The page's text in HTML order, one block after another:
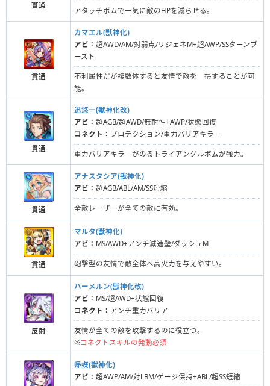
貫通
アタッチボムで一気に敵のHPを減らせる。
貫通
カマエル(獣神化)
アビ： 超AWD/AM/対弱点/リジェネM+超AWP/SSターンブ
ースト
不利属性だが複数体すると友情で敵を一掃することが可
能。
貫通
迅悠一(獣神化改)
アビ： 超AGB/超AWD/無耐性+AWP/状態回復
コネクト： プロテクション/重力バリアキラー
重力バリアキラーがのるトライアングルボムが強力。
貫通
アナスタシア(獣神化)
アビ： 超AGB/ABL/AM/SS短縮
全敵レーザーが全ての敵に有効。
貫通
マルタ(獣神化)
アビ： MS/AWD+アンチ減速壁/ダッシュM
砲撃型の友情で敵全体へ高火力を与えやすい。
反射
ハーメルン(獣神化改)
アビ： MS/超AWD+状態回復
コネクト： アンチ重力バリア
友情が全ての敵を攻撃するのに役立つ。
※ コネクトスキルの発動必須
帰蝶(獣神化)
アビ： 超AWP/AM/対LBM/ゲージ保持+ABL/超SS短縮